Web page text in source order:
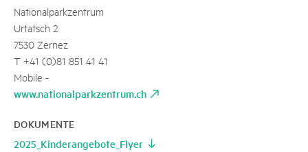
Nationalparkzentrum
Urtatsch 2
7530 Zernez
T +41 (0)81 851 41 41
Mobile -
www.nationalparkzentrum.ch
DOKUMENTE
2025_Kinderangebote_Flyer